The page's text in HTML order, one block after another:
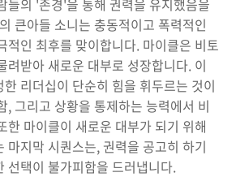
들의 '존경'을 통해 권력을 유지했음을
큰아들 소니는 충동적이고 폭력적인
적인 최후를 맞이합니다. 마이클은 비토
려받아 새로운 대부로 성장합니다. 이
리더십이 단순히 힘을 휘두르는 것이
, 그리고 상황을 통제하는 능력에서 비
한 마이클이 새로운 대부가 되기 위해
마지막 시퀀스는, 권력을 공고히 하기
선택이 불가피함을 드러냅니다.